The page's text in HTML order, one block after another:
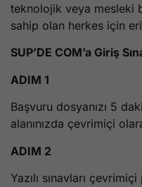
teknolojik veya mesleki
sahip olan herkes için
SUP’DE COM’a Giriş
ADIM 1
Başvuru dosyanızı 5
alanınızda çevrimiçi
ADIM 2
Yazılı sınavları